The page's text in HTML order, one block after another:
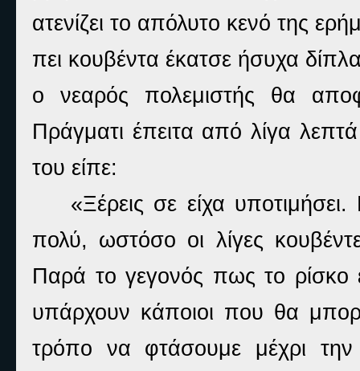
ατενίζει το απόλυτο κενό της
πει κουβέντα έκατσε ήσυχα
ο νεαρός πολεμιστής θα
Πράγματι έπειτα από λίγα
του είπε:
«Ξέρεις σε είχα
πολύ, ωστόσο οι λίγες
Παρά το γεγονός πως το ρίσκο
υπάρχουν κάποιοι που θα
τρόπο να φτάσουμε μέχρι